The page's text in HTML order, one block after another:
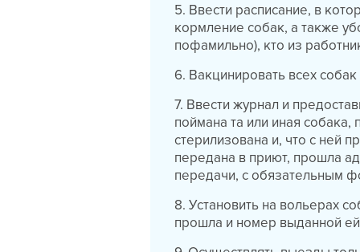
5. Ввести расписание, в
кормление собак, а также
пофамильно), кто из
6. Вакцинировать всех
7. Ввести журнал и
поймана та или иная
стерилизована и, что с ней
передана в приют, прошла
передачи, с обязательным
8. Установить на вольерах
прошла и номер выданной